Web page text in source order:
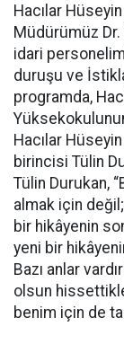
Hacılar
Müdürümüz
idari
duruşu ve
programda,
Hacılar
birincisi Tülin
Tülin Durukan,
almak için
bir hikâyenin
yeni bir
Bazı anlar
olsun
benim için de